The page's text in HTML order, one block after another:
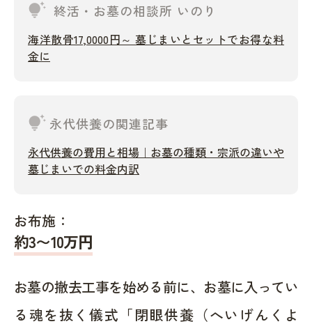
tips_and_updates 終活・お墓の相談所 いのり
海洋散骨17,0000円～ 墓じまいとセットでお得な料
金に
tips_and_updates 永代供養の関連記事
永代供養の費用と相場｜お墓の種類・宗派の違いや
墓じまいでの料金内訳
お布施：
約3〜10万円
お墓の撤去工事を始める前に、お墓に入ってい
る魂を抜く儀式「閉眼供養（へいげんくよ